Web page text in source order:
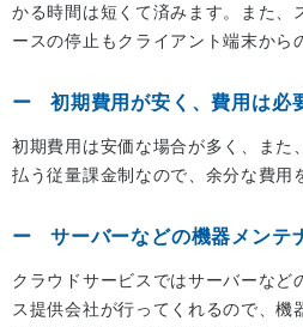
かる時間は短くて済みます。また、
ースの停止もクライアント端末から
初期費用が安く、費用は必
初期費用は安価な場合が多く、また
払う従量課金制なので、余分な費用
サーバーなどの機器メンテ
クラウドサービスではサーバーなど
ス提供会社が行ってくれるので、機